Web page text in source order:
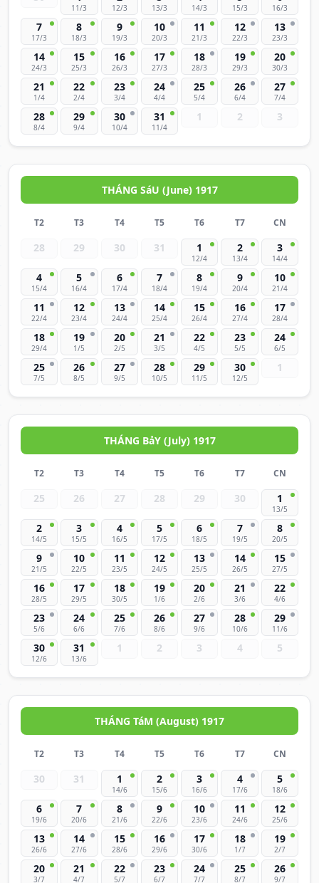
11/3 12/3 13/3 14/3 15/3 16/3
7
17/3
8
18/3
9
19/3
10
20/3
11
21/3
12
22/3
13
23/3
14
24/3
15
25/3
16
26/3
17
27/3
18
28/3
19
29/3
20
30/3
21
1/4
22
2/4
23
3/4
24
4/4
25
5/4
26
6/4
27
7/4
28
8/4
29
9/4
30
10/4
31
11/4
1 2 3
THÁNG SáU (June) 1917
T2 T3 T4 T5 T6 T7 CN
28 29 30 31 1
12/4
2
13/4
3
14/4
4
15/4
5
16/4
6
17/4
7
18/4
8
19/4
9
20/4
10
21/4
11
22/4
12
23/4
13
24/4
14
25/4
15
26/4
16
27/4
17
28/4
18
29/4
19
1/5
20
2/5
21
3/5
22
4/5
23
5/5
24
6/5
25
7/5
26
8/5
27
9/5
28
10/5
29
11/5
30
12/5
1
THÁNG BảY (July) 1917
T2 T3 T4 T5 T6 T7 CN
25 26 27 28 29 30 1
13/5
2
14/5
3
15/5
4
16/5
5
17/5
6
18/5
7
19/5
8
20/5
9
21/5
10
22/5
11
23/5
12
24/5
13
25/5
14
26/5
15
27/5
16
28/5
17
29/5
18
30/5
19
1/6
20
2/6
21
3/6
22
4/6
23
5/6
24
6/6
25
7/6
26
8/6
27
9/6
28
10/6
29
11/6
30
12/6
31
13/6
1 2 3 4 5
THÁNG TáM (August) 1917
T2 T3 T4 T5 T6 T7 CN
30 31 1
14/6
2
15/6
3
16/6
4
17/6
5
18/6
6
19/6
7
20/6
8
21/6
9
22/6
10
23/6
11
24/6
12
25/6
13
26/6
14
27/6
15
28/6
16
29/6
17
30/6
18
1/7
19
2/7
20
3/7
21
4/7
22
5/7
23
6/7
24
7/7
25
8/7
26
9/7